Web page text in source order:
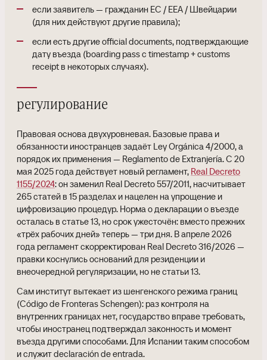
если заявитель — гражданин ЕС / EEA / Швейцарии
(для них действуют другие правила);
если есть другие official documents, подтверждающие
дату въезда (boarding pass с timestamp + customs
receipt в некоторых случаях).
регулирование
Правовая основа двухуровневая. Базовые права и
обязанности иностранцев задаёт Ley Orgánica 4/2000, а
порядок их применения — Reglamento de Extranjería. С 20
мая 2025 года действует новый регламент, Real Decreto
1155/2024: он заменил Real Decreto 557/2011, насчитывает
265 статей в 15 разделах и нацелен на упрощение и
цифровизацию процедур. Норма о декларации о въезде
осталась в статье 13, но срок ужесточён: вместо прежних
«трёх рабочих дней» теперь — три дня. В апреле 2026
года регламент скорректирован Real Decreto 316/2026 —
правки коснулись оснований для резиденции и
внеочередной регуляризации, но не статьи 13.
Сам институт вытекает из шенгенского режима границ
(Código de Fronteras Schengen): раз контроля на
внутренних границах нет, государство вправе требовать,
чтобы иностранец подтверждал законность и момент
въезда другими способами. Для Испании таким способом
и служит declaración de entrada.